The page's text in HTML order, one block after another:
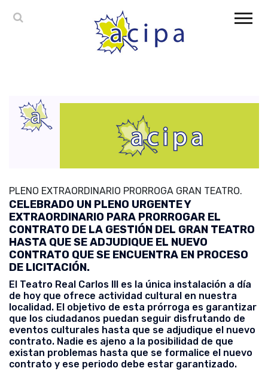
PLENO EXTRAORDINARIO PRORROGA GRAN TEATRO.
CELEBRADO UN PLENO URGENTE Y
EXTRAORDINARIO PARA PRORROGAR EL
CONTRATO DE LA GESTIÓN DEL GRAN TEATRO
HASTA QUE SE ADJUDIQUE EL NUEVO
CONTRATO QUE SE ENCUENTRA EN PROCESO
DE LICITACIÓN.
El Teatro Real Carlos III es la única instalación a día
de hoy que ofrece actividad cultural en nuestra
localidad. El objetivo de esta prórroga es garantizar
que los ciudadanos puedan seguir disfrutando de
eventos culturales hasta que se adjudique el nuevo
contrato. Nadie es ajeno a la posibilidad de que
existan problemas hasta que se formalice el nuevo
contrato y ese periodo debe estar garantizado.